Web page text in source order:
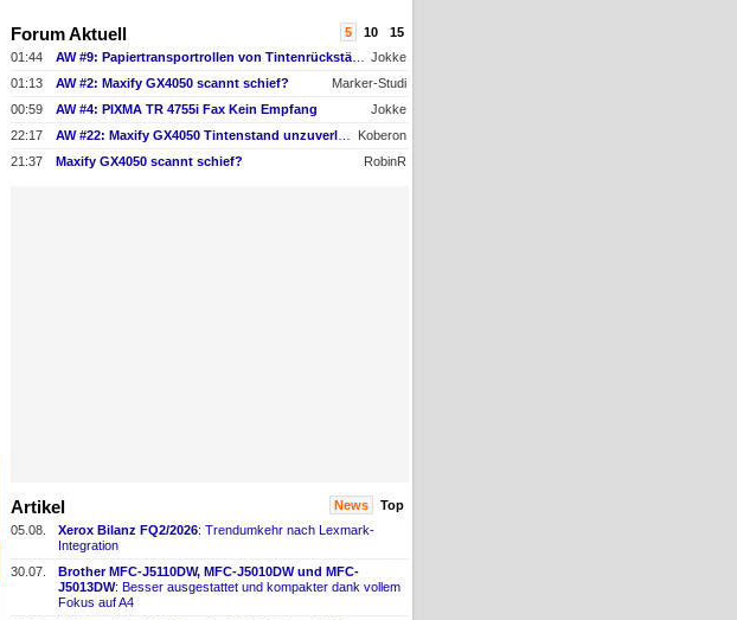
Forum Aktuell 5 10
15
01:44
Jokke
01:13
AW #2: Maxify GX4050 scannt schief?
Marker-Studi
00:59
AW #4: PIXMA TR 4755i Fax Kein Empfang
Jokke
22:17
Koberon
21:37
Maxify GX4050 scannt schief? RobinR
Artikel News
Top
05.08.
Xerox Bilanz FQ2/2026: Trendumkehr nach Lexmark-
Integration
30.07.
Brother MFC-​J5110DW, MFC-​J5010DW und MFC-
J5013DW: Besser ausgestattet und kompakter dank vollem
Fokus auf A4